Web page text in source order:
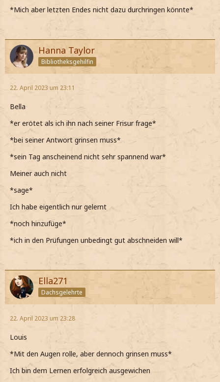
*Mich aber letzten Endes nicht dazu durchringen könnte*
Hanna Taylor
Bibliotheksgehilfin
22. April 2023 um 23:11
Bella
*er erötet als ich ihn nach seiner Frisur frage*
*bei seiner Antwort grinsen muss*
*sein Tag anscheinend nicht sehr spannend war*
Meiner auch nicht
*sage*
Ich habe eigentlich nur gelernt
*noch hinzufüge*
*ich in den Prüfungen unbedingt gut abschneiden will*
Ella271
Dachsgelehrte
22. April 2023 um 23:28
Louis
*Mit den Augen rolle, aber dennoch grinsen muss*
Ich bin dem Lernen erfolgreich ausgewichen